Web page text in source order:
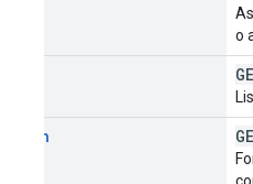
o
search